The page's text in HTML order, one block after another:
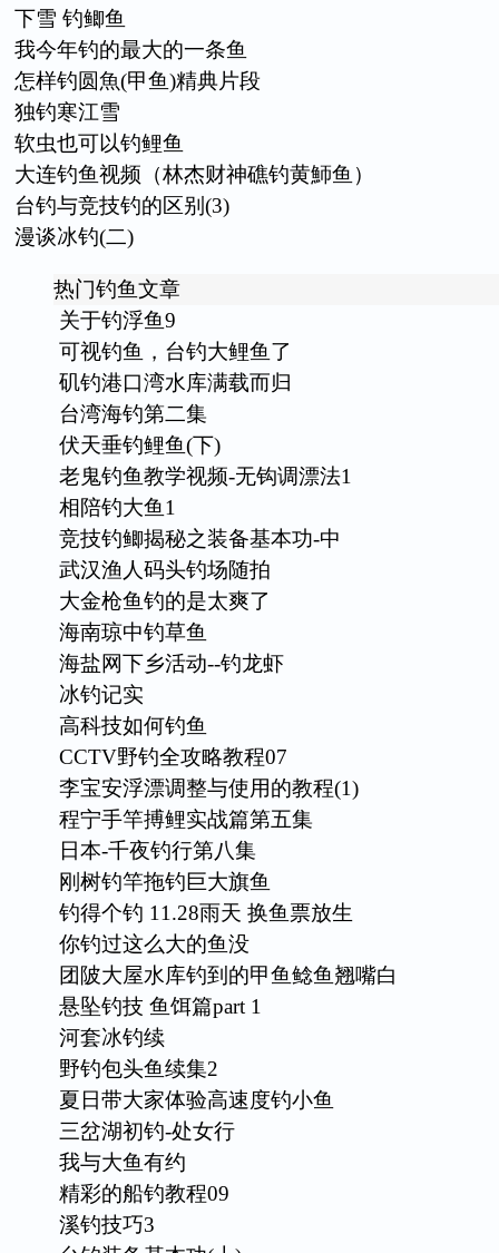
下雪 钓鲫鱼
我今年钓的最大的一条鱼
怎样钓圆魚(甲鱼)精典片段
独钓寒江雪
软虫也可以钓鲤鱼
大连钓鱼视频（林杰财神礁钓黄魳鱼）
台钓与竞技钓的区别(3)
漫谈冰钓(二)
热门钓鱼文章
关于钓浮鱼9
可视钓鱼，台钓大鲤鱼了
矶钓港口湾水库满载而归
台湾海钓第二集
伏天垂钓鲤鱼(下)
老鬼钓鱼教学视频-无钩调漂法1
相陪钓大鱼1
竞技钓鲫揭秘之装备基本功-中
武汉渔人码头钓场随拍
大金枪鱼钓的是太爽了
海南琼中钓草鱼
海盐网下乡活动--钓龙虾
冰钓记实
高科技如何钓鱼
CCTV野钓全攻略教程07
李宝安浮漂调整与使用的教程(1)
程宁手竿搏鲤实战篇第五集
日本-千夜钓行第八集
刚树钓竿拖钓巨大旗鱼
钓得个钓 11.28雨天 换鱼票放生
你钓过这么大的鱼没
团陂大屋水库钓到的甲鱼鲶鱼翘嘴白
悬坠钓技 鱼饵篇part 1
河套冰钓续
野钓包头鱼续集2
夏日带大家体验高速度钓小鱼
三岔湖初钓-处女行
我与大鱼有约
精彩的船钓教程09
溪钓技巧3